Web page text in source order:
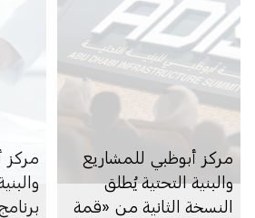
مركز أبوظبي للمشاريع
والبنية التحتية يُطلق
النسخة الثانية من «قمة
مركز